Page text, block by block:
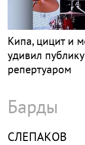
Кипа, цицит и
удивил
репертуаром
Барды
СЛЕПАКОВ